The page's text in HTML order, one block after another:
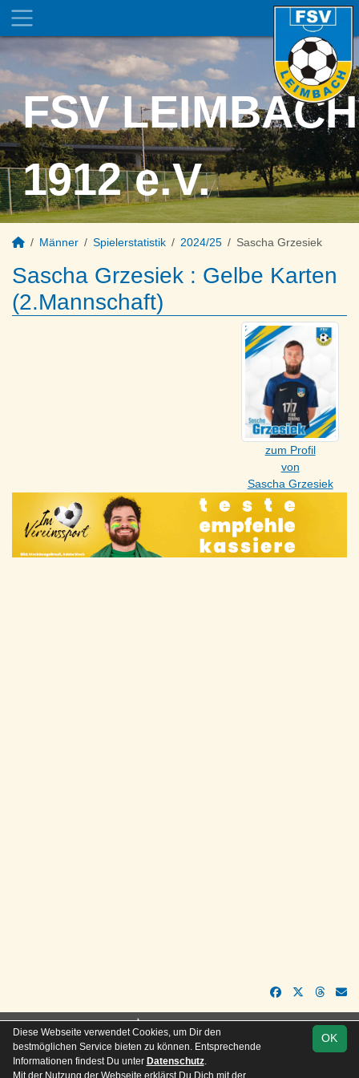
FSV LEIMBACH
1912 e.V.
Männer Spielerstatistik 2024/25 Sascha Grzesiek
Sascha Grzesiek : Gelbe Karten
(2.Mannschaft)
zum Profil
von
Sascha Grzesiek
soccero.de
Besucherstatistik Kontakt Impressum
OK
Diese Webseite verwendet Cookies, um Dir den
bestmöglichen Service bieten zu können. Entsprechende
Informationen findest Du unter Datenschutz.
Mit der Nutzung der Webseite erklärst Du Dich mit der